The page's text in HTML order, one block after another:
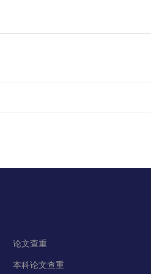
论文查重
本科论文查重